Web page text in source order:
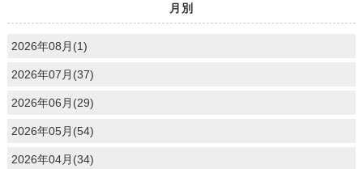
月別
2026年08月(1)
2026年07月(37)
2026年06月(29)
2026年05月(54)
2026年04月(34)